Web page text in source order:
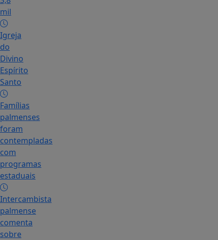
mil
Igreja
do
Divino
Espírito
Santo
Famílias
palmenses
foram
contempladas
com
programas
estaduais
Intercambista
palmense
comenta
sobre